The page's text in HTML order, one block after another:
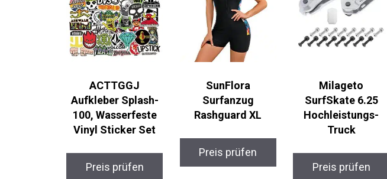
ACTTGGJ
Aufkleber Splash-
100, Wasserfeste
Vinyl Sticker Set
Preis prüfen
SunFlora
Surfanzug
Rashguard XL
Preis prüfen
Milageto
SurfSkate 6.25
Hochleistungs-
Truck
Preis prüfen